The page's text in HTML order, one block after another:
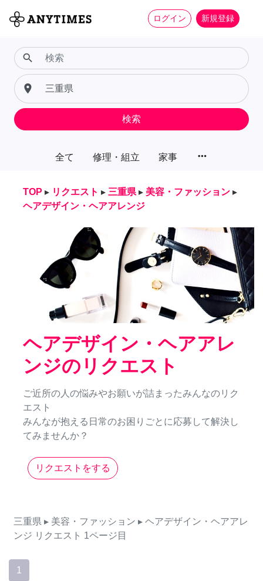
ログイン 新規登録
全て 修理・組立 家事 more_horiz
search
place
検索
TOP ▸ リクエスト ▸ 三重県 ▸ 美容・ファッション ▸
ヘアデザイン・ヘアアレンジ
ヘアデザイン・ヘアアレ
ンジのリクエスト
ご近所の人の悩みやお願いが詰まったみんなのリク
エスト
みんなが抱える日常のお困りごとに応募して解決し
てみませんか？
リクエストをする
三重県 ▸ 美容・ファッション ▸ ヘアデザイン・ヘアアレ
ンジ リクエスト 1ページ目
1